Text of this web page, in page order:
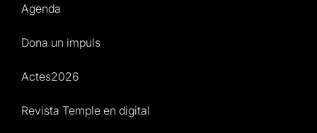
Agenda
Dona un impuls
Actes2026
Revista Temple en digital